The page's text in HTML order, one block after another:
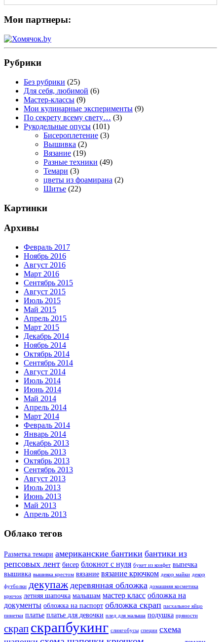
Мои партнеры:
Рубрики
Без рубрики (25)
Для себя, любимой (6)
Мастер-классы (9)
Мои кулинарные эксперименты (9)
По секрету всему свету… (3)
Рукодельные опусы (101)
Бисероплетение (3)
Вышивка (2)
Вязание (19)
Разные техники (49)
Темари (3)
цветы из фоамирана (2)
Шитье (22)
Картинки
Архивы
Февраль 2017
Ноябрь 2016
Август 2016
Март 2016
Сентябрь 2015
Август 2015
Июль 2015
Май 2015
Апрель 2015
Март 2015
Декабрь 2014
Ноябрь 2014
Октябрь 2014
Сентябрь 2014
Август 2014
Июль 2014
Июнь 2014
Май 2014
Апрель 2014
Март 2014
Февраль 2014
Январь 2014
Декабрь 2013
Ноябрь 2013
Октябрь 2013
Сентябрь 2013
Август 2013
Июль 2013
Июнь 2013
Май 2013
Апрель 2013
Облако тегов
Разметка темари американские бантики бантики из
репсовых лент бисер блокнот с нуля букет из конфет выпечка
вышивка вышивка крестом вязание вязание крючком декор майки декор
футболки декупаж деревянная обложка домашняя косметика
крючок летняя шапочка малышам мастер класс обложка на
документы обложка на паспорт обложка скрап пасхальное яйцо
пинетки платье платье для девочки плед для малыша подушка пряности
скрап скрапбукинг слингобусы специи схема